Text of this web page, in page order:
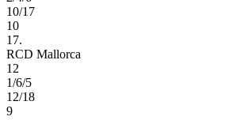
10/17
10
17.
RCD Mallorca
12
1/6/5
12/18
9